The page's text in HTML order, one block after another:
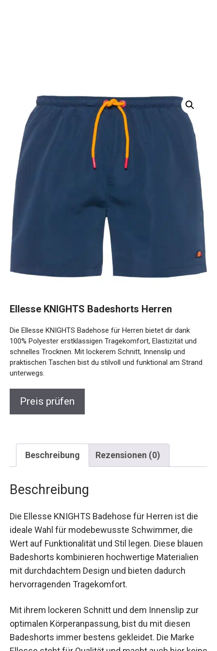
100% Polyester erstklassigen Tragekomfort, Elastizität und
schnelles Trocknen. Mit lockerem Schnitt, Innenslip und
praktischen Taschen bist du stilvoll und funktional am
Strand unterwegs.
Beschreibung Rezensionen (0)
Beschreibung
ideale Wahl für modebewusste Schwimmer, die
Wert auf Funktionalität und Stil legen. Diese
blauen Badeshorts kombinieren hochwertige
Materialien mit durchdachtem Design und bieten
dadurch hervorragenden Tragekomfort.
optimalen Körperanpassung, bist du mit diesen
Badeshorts immer bestens gekleidet. Die Marke
Ellesse steht für Qualität und macht auch hier